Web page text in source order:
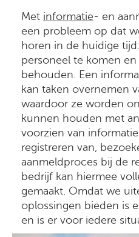
Met informatie- en
een probleem op dat
horen in de huidige
personeel te komen
behouden. Een
kan taken overnemen
waardoor ze worden
kunnen houden met
voorzien van
registreren van,
aanmeldproces bij de
bedrijf kan hiermee
gemaakt. Omdat we
oplossingen bieden is
en is er voor iedere